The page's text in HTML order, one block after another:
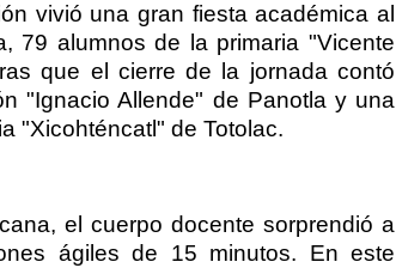
vivió una gran fiesta académica al
79 alumnos de la primaria "Vicente
que el cierre de la jornada contó
"Ignacio Allende" de Panotla y una
"Xicohténcatl" de Totolac.
el cuerpo docente sorprendió a
ágiles de 15 minutos. En este